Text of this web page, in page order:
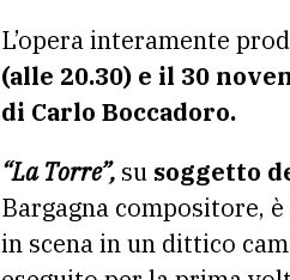
L’opera interamente
(alle 20.30) e il 30
di Carlo Boccadoro.
“La Torre”, su soggetto
Bargagna compositore,
in scena in un dittico